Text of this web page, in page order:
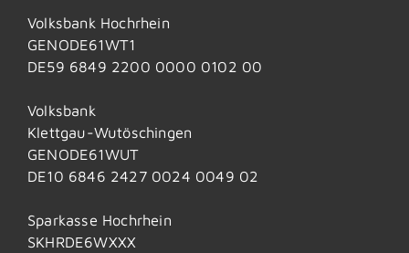
Volksbank Hochrhein
GENODE61WT1
DE59 6849 2200 0000 0102 00
Volksbank
Klettgau-Wutöschingen
GENODE61WUT
DE10 6846 2427 0024 0049 02
Sparkasse Hochrhein
SKHRDE6WXXX